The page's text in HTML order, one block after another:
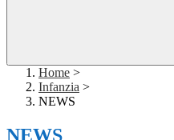
Home >
Infanzia >
NEWS
NEWS